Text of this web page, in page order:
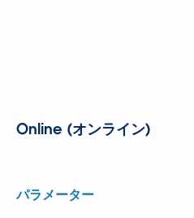
Online (オンライン)
パラメーター